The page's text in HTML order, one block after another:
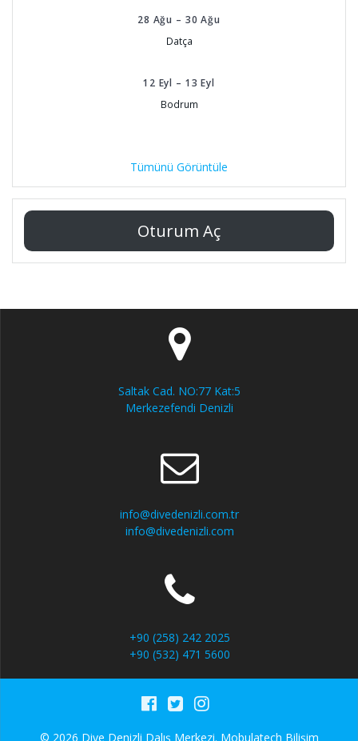
28 Ağu – 30 Ağu
Datça
12 Eyl – 13 Eyl
Bodrum
Tümünü Görüntüle
Oturum Aç
Saltak Cad. NO:77 Kat:5
Merkezefendi Denizli
info@divedenizli.com.tr
info@divedenizli.com
+90 (258) 242 2025
+90 (532) 471 5600
© 2026 Dive Denizli Dalış Merkezi. Mobulatech Bilişim